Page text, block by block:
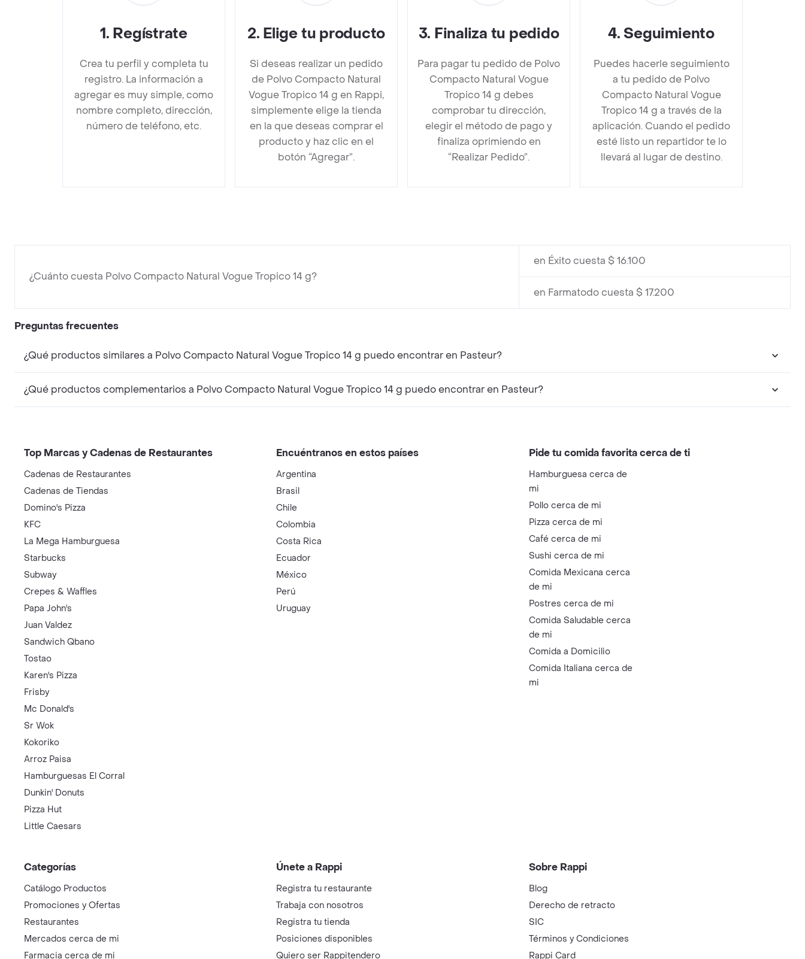
1. Regístrate
Crea tu perfil y completa tu
registro. La información a
agregar es muy simple, como
nombre completo, dirección,
número de teléfono, etc.
2. Elige tu producto
Si deseas realizar un pedido
de Polvo Compacto Natural
Vogue Tropico 14 g en Rappi,
simplemente elige la tienda
en la que deseas comprar el
producto y haz clic en el
botón “Agregar”.
3. Finaliza tu pedido
Para pagar tu pedido de Polvo
Compacto Natural Vogue
Tropico 14 g debes
comprobar tu dirección,
elegir el método de pago y
finaliza oprimiendo en
“Realizar Pedido”.
4. Seguimiento
Puedes hacerle seguimiento
a tu pedido de Polvo
Compacto Natural Vogue
Tropico 14 g a través de la
aplicación. Cuando el pedido
esté listo un repartidor te lo
llevará al lugar de destino.
¿Cuánto cuesta Polvo Compacto Natural Vogue Tropico 14 g?
en Éxito cuesta $ 16.100
en Farmatodo cuesta $ 17.200
Preguntas frecuentes
¿Qué productos similares a Polvo Compacto Natural Vogue Tropico 14 g puedo encontrar en Pasteur?
¿Qué productos complementarios a Polvo Compacto Natural Vogue Tropico 14 g puedo encontrar en Pasteur?
Top Marcas y Cadenas de Restaurantes
Cadenas de Restaurantes
Cadenas de Tiendas
Domino's Pizza
KFC
La Mega Hamburguesa
Starbucks
Subway
Crepes & Waffles
Papa John's
Juan Valdez
Sandwich Qbano
Tostao
Karen's Pizza
Frisby
Mc Donald's
Sr Wok
Kokoriko
Arroz Paisa
Hamburguesas El Corral
Dunkin' Donuts
Pizza Hut
Little Caesars
Encuéntranos en estos países
Argentina
Brasil
Chile
Colombia
Costa Rica
Ecuador
México
Perú
Uruguay
Pide tu comida favorita cerca de ti
Hamburguesa cerca de
mi
Pollo cerca de mi
Pizza cerca de mi
Café cerca de mi
Sushi cerca de mi
Comida Mexicana cerca
de mi
Postres cerca de mi
Comida Saludable cerca
de mi
Comida a Domicilio
Comida Italiana cerca de
mi
Categorías
Catálogo Productos
Promociones y Ofertas
Restaurantes
Mercados cerca de mi
Farmacia cerca de mi
Únete a Rappi
Registra tu restaurante
Trabaja con nosotros
Registra tu tienda
Posiciones disponibles
Quiero ser Rappitendero
Sobre Rappi
Blog
Derecho de retracto
SIC
Términos y Condiciones
Rappi Card